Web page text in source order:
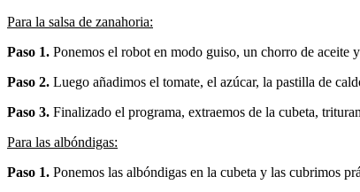
Para la salsa de zanahoria:
Paso 1. Ponemos el robot en modo guiso, un chorro de aceite
Paso 2. Luego añadimos el tomate, el azúcar, la pastilla de
Paso 3. Finalizado el programa, extraemos de la cubeta,
Para las albóndigas:
Paso 1. Ponemos las albóndigas en la cubeta y las cubrimos